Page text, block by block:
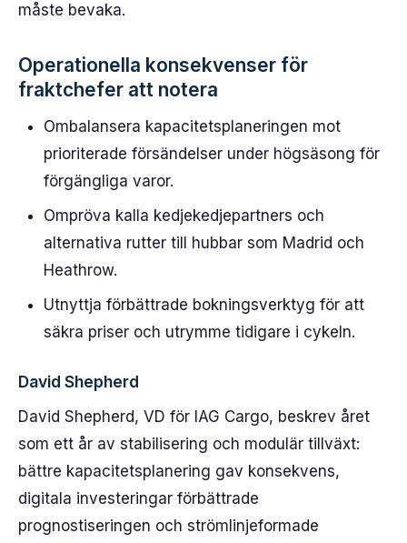
måste bevaka.
Operationella konsekvenser för
fraktchefer att notera
Ombalansera kapacitetsplaneringen mot
prioriterade försändelser under högsäsong för
förgängliga varor.
Ompröva kalla kedjekedjepartners och
alternativa rutter till hubbar som Madrid och
Heathrow.
Utnyttja förbättrade bokningsverktyg för att
säkra priser och utrymme tidigare i cykeln.
David Shepherd
David Shepherd, VD för IAG Cargo, beskrev året
som ett år av stabilisering och modulär tillväxt:
bättre kapacitetsplanering gav konsekvens,
digitala investeringar förbättrade
prognostiseringen och strömlinjeformade